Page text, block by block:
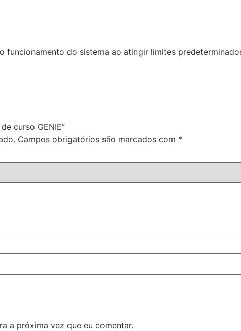
funcionamento do sistema ao atingir limites
curso GENIE”
Campos obrigatórios são marcados com *
a próxima vez que eu comentar.